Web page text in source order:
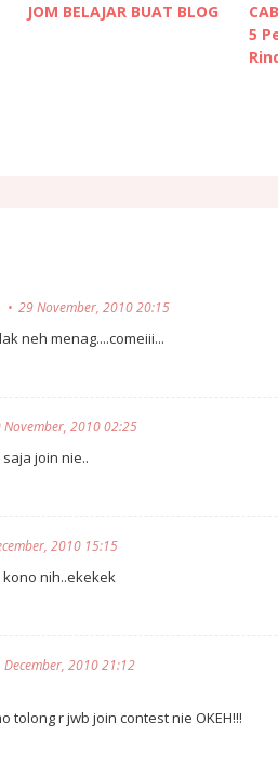
JOM BELAJAR BUAT BLOG
5
29 November, 2010 20:15
neh menag....comeiii...
November, 2010 02:25
join nie..
2010 15:15
nih..ekekek
December, 2010 21:12
tolong r jwb join contest nie OKEH!!!